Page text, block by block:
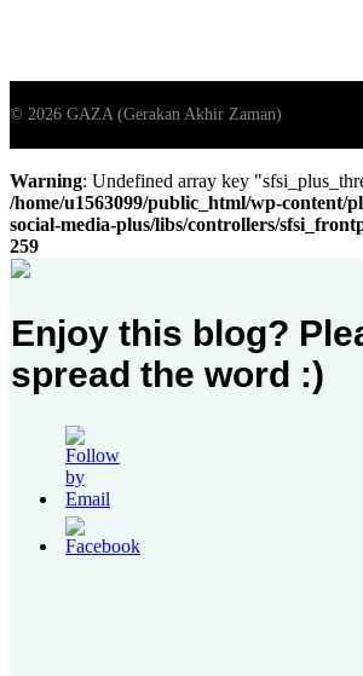
Warning: Undefined array key
/home/u1563099/public_html/wp-content/
social-media-plus/libs/controllers/
259
Enjoy this blog?
spread the word :)